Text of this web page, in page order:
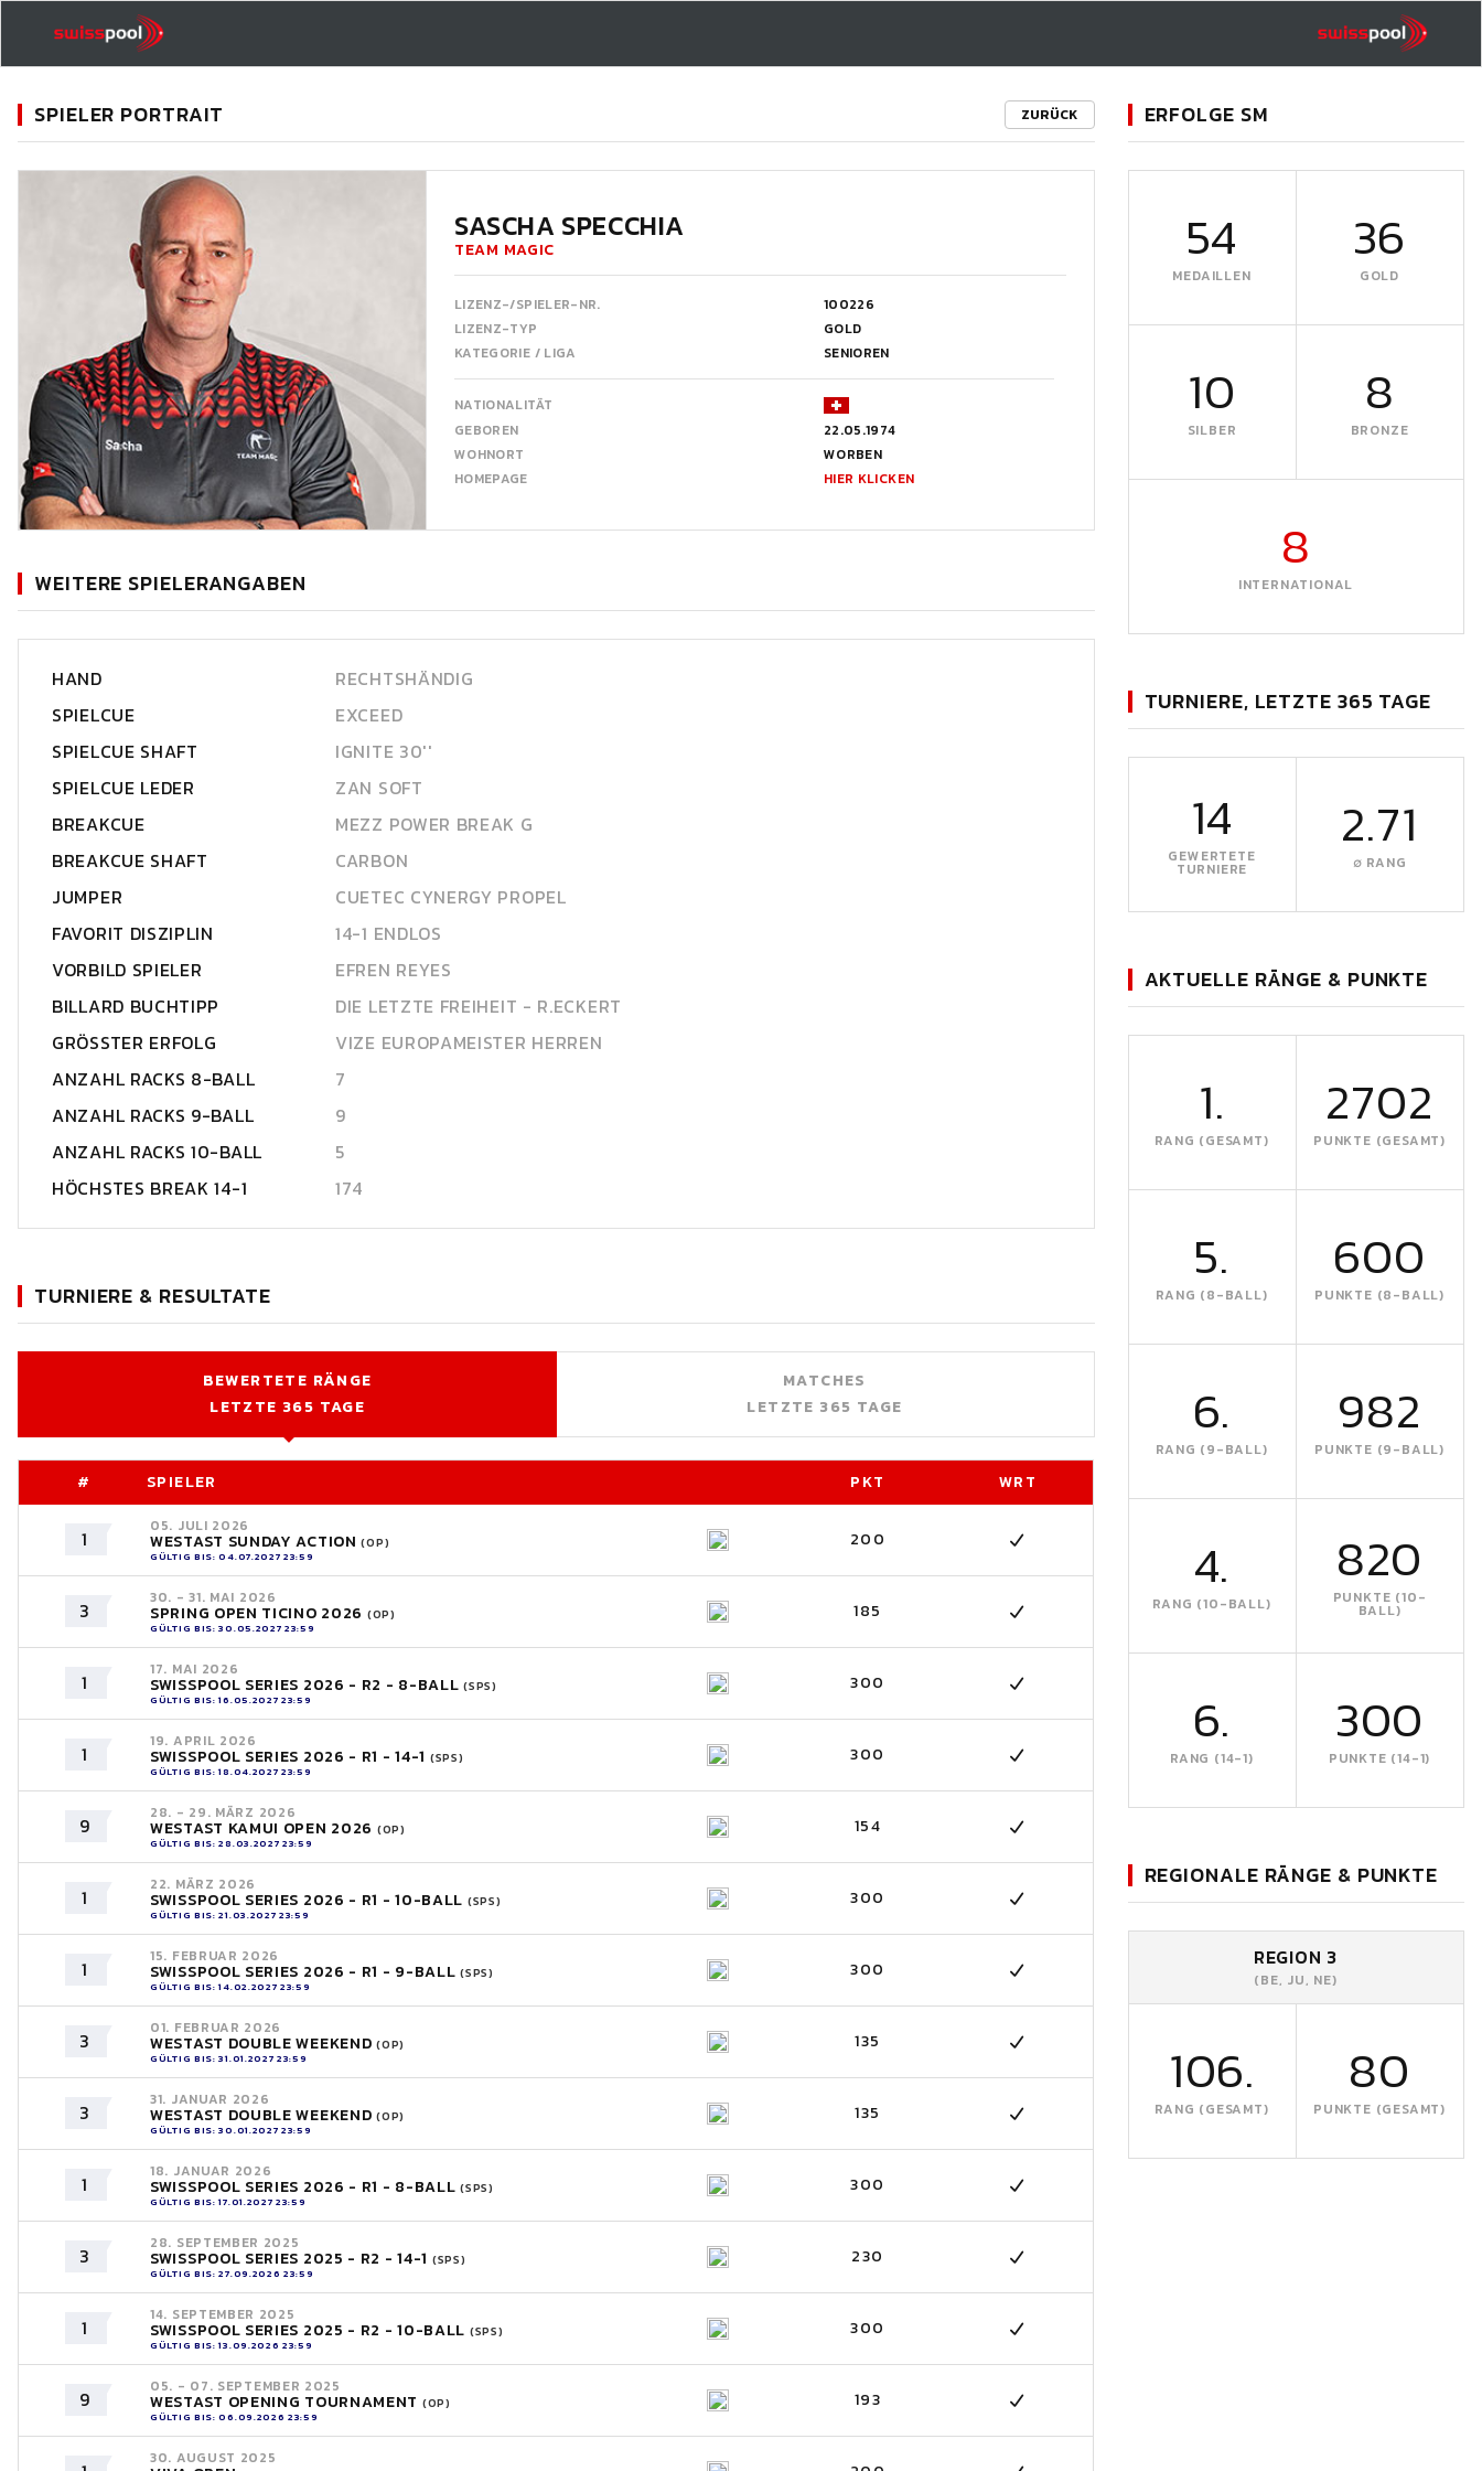
SPIELER PORTRAIT ZURÜCK
SASCHA SPECCHIA
TEAM MAGIC
LIZENZ-/SPIELER-NR.
100226
LIZENZ-TYP
GOLD
KATEGORIE / LIGA
SENIOREN
NATIONALITÄT
GEBOREN
22.05.1974
WOHNORT
WORBEN
HOMEPAGE
HIER KLICKEN
WEITERE SPIELERANGABEN
HAND
RECHTSHÄNDIG
SPIELCUE
EXCEED
SPIELCUE SHAFT
IGNITE 30''
SPIELCUE LEDER
ZAN SOFT
BREAKCUE
MEZZ POWER BREAK G
BREAKCUE SHAFT
CARBON
JUMPER
CUETEC CYNERGY PROPEL
FAVORIT DISZIPLIN
14-1 ENDLOS
VORBILD SPIELER
EFREN REYES
BILLARD BUCHTIPP
DIE LETZTE FREIHEIT - R.ECKERT
GRÖSSTER ERFOLG
VIZE EUROPAMEISTER HERREN
ANZAHL RACKS 8-BALL
7
ANZAHL RACKS 9-BALL
9
ANZAHL RACKS 10-BALL
5
HÖCHSTES BREAK 14-1
174
TURNIERE & RESULTATE
BEWERTETE RÄNGE
LETZTE 365 TAGE
MATCHES
LETZTE 365 TAGE
# SPIELER PKT WRT
1
05. JULI 2026
WESTAST SUNDAY ACTION(OP)
GÜLTIG BIS: 04.07.2027 23:59
200
3
30. - 31. MAI 2026
SPRING OPEN TICINO 2026 (OP)
GÜLTIG BIS: 30.05.2027 23:59
185
1
17. MAI 2026
SWISSPOOL SERIES 2026 - R2 - 8-BALL(SPS)
GÜLTIG BIS: 16.05.2027 23:59
300
1
19. APRIL 2026
SWISSPOOL SERIES 2026 - R1 - 14-1 (SPS)
GÜLTIG BIS: 18.04.2027 23:59
300
9
28. - 29. MÄRZ 2026
WESTAST KAMUI OPEN 2026 (OP)
GÜLTIG BIS: 28.03.2027 23:59
154
1
22. MÄRZ 2026
SWISSPOOL SERIES 2026 - R1 - 10-BALL (SPS)
GÜLTIG BIS: 21.03.2027 23:59
300
1
15. FEBRUAR 2026
SWISSPOOL SERIES 2026 - R1 - 9-BALL(SPS)
GÜLTIG BIS: 14.02.2027 23:59
300
3
01. FEBRUAR 2026
WESTAST DOUBLE WEEKEND(OP)
GÜLTIG BIS: 31.01.2027 23:59
135
3
31. JANUAR 2026
WESTAST DOUBLE WEEKEND(OP)
GÜLTIG BIS: 30.01.2027 23:59
135
1
18. JANUAR 2026
SWISSPOOL SERIES 2026 - R1 - 8-BALL(SPS)
GÜLTIG BIS: 17.01.2027 23:59
300
3
28. SEPTEMBER 2025
SWISSPOOL SERIES 2025 - R2 - 14-1 (SPS)
GÜLTIG BIS: 27.09.2026 23:59
230
1
14. SEPTEMBER 2025
SWISSPOOL SERIES 2025 - R2 - 10-BALL (SPS)
GÜLTIG BIS: 13.09.2026 23:59
300
9
05. - 07. SEPTEMBER 2025
WESTAST OPENING TOURNAMENT (OP)
GÜLTIG BIS: 06.09.2026 23:59
193
30. AUGUST 2025
ERFOLGE SM
54
MEDAILLEN
36
GOLD
10
SILBER
8
BRONZE
8
INTERNATIONAL
TURNIERE, LETZTE 365 TAGE
14
GEWERTETE
TURNIERE
2.71
∅ RANG
AKTUELLE RÄNGE & PUNKTE
1.
RANG (GESAMT)
2702
PUNKTE (GESAMT)
5.
RANG (8-BALL)
600
PUNKTE (8-BALL)
6.
RANG (9-BALL)
982
PUNKTE (9-BALL)
4.
RANG (10-BALL)
820
PUNKTE (10-
BALL)
6.
RANG (14-1)
300
PUNKTE (14-1)
REGIONALE RÄNGE & PUNKTE
REGION 3
(BE, JU, NE)
106.
RANG (GESAMT)
80
PUNKTE (GESAMT)